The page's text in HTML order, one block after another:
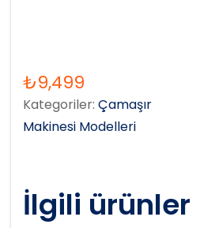
₺9,499
Kategoriler: Çamaşır
Makinesi Modelleri
İlgili ürünler